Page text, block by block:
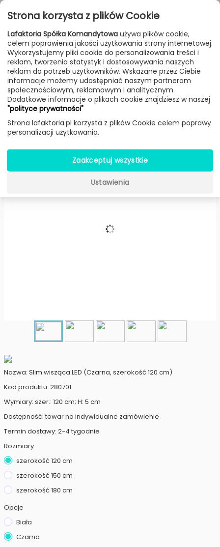
Przejdź do treści
FILTROWANIE & SORTOWANIE
Lampy Producenci Light Point Produkt
Slim wisząca LED (Czarna,
szerokość 120 cm) -Light Point
Nazwa: Slim wisząca LED (Czarna, szerokość 120 cm)
Kod produktu: 280701
Wymiary: szer.: 120 cm; H: 5 cm
Dostępność: towar na indywidualne zamówienie
Termin dostawy: 2-4 tygodnie
Rozmiary
szerokość 120 cm
szerokość 150 cm
szerokość 180 cm
Opcje
Biała
Czarna
Strona korzysta z plików Cookie
Lafaktoria Spółka Komandytowa używa plików cookie,
celem poprawienia jakości użytkowania strony internetowej.
Wykorzystujemy pliki cookie do personalizowania treści i
reklam, tworzenia statystyk i dostosowywania naszych
reklam do potrzeb użytkowników. Wskazane przez Ciebie
informacje możemy udostępniać naszym partnerom
społecznościowym, reklamowym i analitycznym.
Dodatkowe informacje o plikach cookie znajdziesz w naszej
"polityce prywatności"
Strona lafaktoria.pl korzysta z plików Cookie celem poprawy
personalizacji użytkowania.
Zaakceptuj wszystkie
Ustawienia